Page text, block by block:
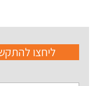
ליחצו